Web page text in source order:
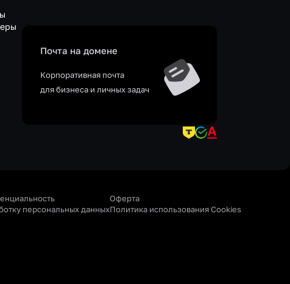
Почта на домене
Корпоративная почта
для бизнеса и личных задач
персональных данных
Оферта
Политика использования Cookies